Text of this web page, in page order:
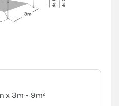
le prochain événement.
pliante n’est pas destinée
x 3m - 9m²